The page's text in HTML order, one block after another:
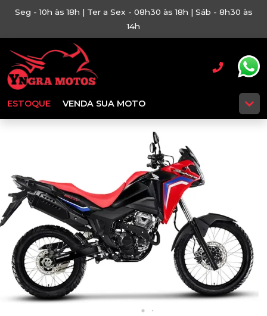
Seg - 10h às 18h | Ter a Sex - 08h30 às 18h | Sáb - 8h30 às
14h
ESTOQUE VENDA SUA MOTO